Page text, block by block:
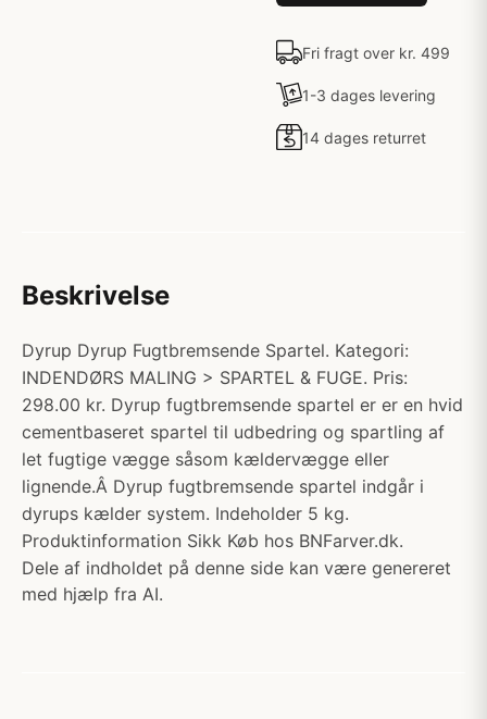
Fri fragt over kr. 499
1-3 dages levering
14 dages returret
Beskrivelse
Dyrup Dyrup Fugtbremsende Spartel. Kategori:
INDENDØRS MALING > SPARTEL & FUGE. Pris:
298.00 kr. Dyrup fugtbremsende spartel er er en hvid
cementbaseret spartel til udbedring og spartling af
let fugtige vægge såsom kældervægge eller
lignende.Â Dyrup fugtbremsende spartel indgår i
dyrups kælder system. Indeholder 5 kg.
Produktinformation Sikk Køb hos BNFarver.dk.
Dele af indholdet på denne side kan være genereret
med hjælp fra AI.